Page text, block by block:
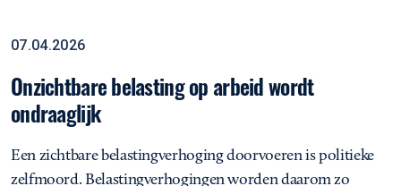
Opinie
07.04.2026
Onzichtbare belasting op arbeid wordt
ondraaglijk
Een zichtbare belastingverhoging doorvoeren is politieke
zelfmoord. Belastingverhogingen worden daarom zo